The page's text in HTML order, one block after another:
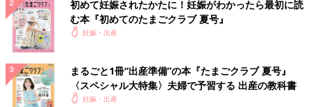
ラル」をバランスよくとれるようにしましょ
う。
ほうれん草としらすポン酢あえ【妊婦ご
ではなく、ママやパパにも大切な栄養です。い
ろいろな食品から毎日バランスよくとりましょ
う。葉酸をとり入れることを意識したメニュー
初めて妊娠されたかたに！妊娠がわかったら最初に読
む本『初めてのたまごクラブ 夏号』
妊娠・出産
まるごと1冊“出産準備”の本『たまごクラブ 夏号』
〈スペシャル大特集〉夫婦で予習する 出産の教科書
妊娠・出産